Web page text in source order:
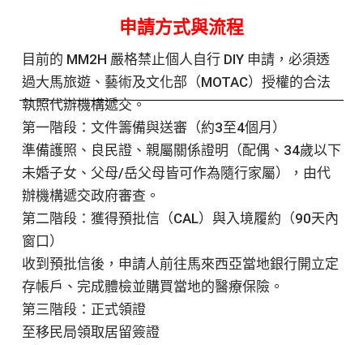
申請方式與流程
目前的 MM2H 嚴格禁止個人自行 DIY 申請，必須透
過大馬旅遊、藝術及文化部（MOTAC）授權的合法
執照代辦機構遞交。
第一階段：文件籌備與送審（約3至4個月）
準備護照、良民證、親屬關係證明（配偶、34歲以下
未婚子女、父母/岳父母皆可作為隨行家屬），由代
辦機構遞交政府審查。
第二階段：獲得預批信（CAL）與入境履約（90天內
窗口）
收到預批信後，申請人前往馬來西亞當地銀行開立定
存帳戶、完成體檢並購買當地的醫療保險。
第三階段：正式領證
至移民局領取居留簽證